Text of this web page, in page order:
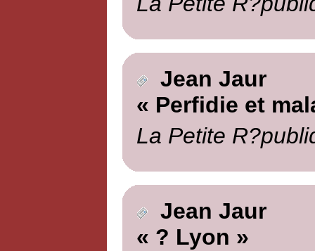
Jean Jaur
« Perfidie et
La Petite
Jean Jaur
« ? Lyon »